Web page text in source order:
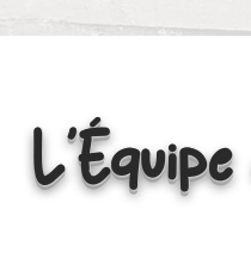
L'​É